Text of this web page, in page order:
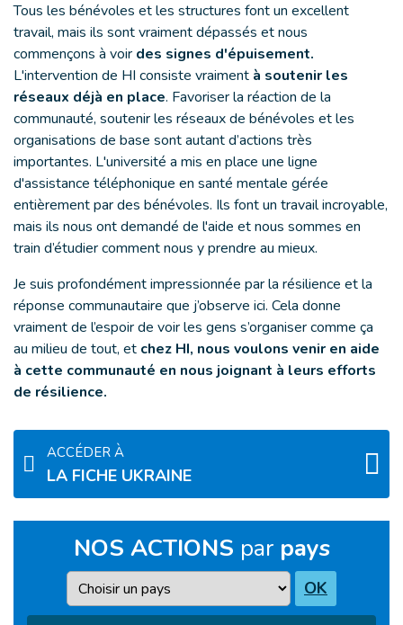
Tous les bénévoles et les structures font un excellent
travail, mais ils sont vraiment dépassés et nous
commençons à voir des signes d'épuisement.
L'intervention de HI consiste vraiment à soutenir les
réseaux déjà en place. Favoriser la réaction de la
communauté, soutenir les réseaux de bénévoles et les
organisations de base sont autant d’actions très
importantes. L'université a mis en place une ligne
d'assistance téléphonique en santé mentale gérée
entièrement par des bénévoles. Ils font un travail incroyable,
mais ils nous ont demandé de l'aide et nous sommes en
train d’étudier comment nous y prendre au mieux.
Je suis profondément impressionnée par la résilience et la
réponse communautaire que j’observe ici. Cela donne
vraiment de l’espoir de voir les gens s’organiser comme ça
au milieu de tout, et chez HI, nous voulons venir en aide
à cette communauté en nous joignant à leurs efforts
de résilience.
ACCÉDER À
LA FICHE UKRAINE
NOS ACTIONS par pays
Pays OK